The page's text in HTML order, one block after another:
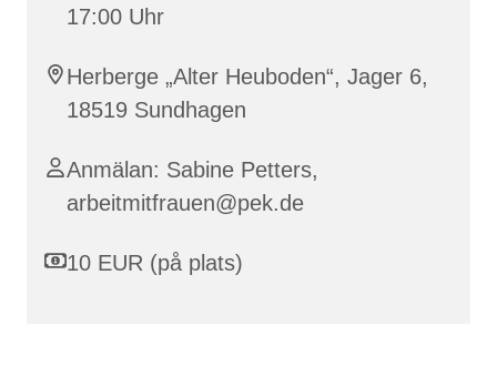
17:00 Uhr
Herberge „Alter Heuboden“, Jager 6,
18519 Sundhagen
Anmälan: Sabine Petters,
arbeitmitfrauen@pek.de
10 EUR (på plats)